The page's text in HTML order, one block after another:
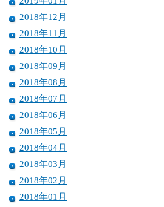
2018年12月
2018年11月
2018年10月
2018年09月
2018年08月
2018年07月
2018年06月
2018年05月
2018年04月
2018年03月
2018年02月
2018年01月